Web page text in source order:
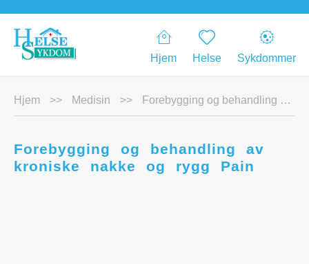
Hjem Helse Sykdommer
Hjem >> Medisin >> Forebygging og behandling av kroniske nakke og rygg Pain
Forebygging og behandling av
kroniske nakke og rygg Pain